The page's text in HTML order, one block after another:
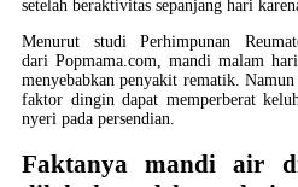
setelah beraktivitas sepanjang hari
Menurut studi Perhimpunan
dari Popmama.com, mandi malam
menyebabkan penyakit rematik.
faktor dingin dapat memperberat
nyeri pada persendian.
Faktanya mandi air